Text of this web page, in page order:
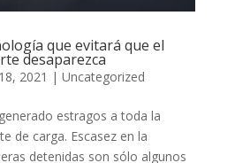
que evitará que el
desaparezca
2021 | Uncategorized
estragos a toda la
de carga. Escasez en la
detenidas son sólo algunos